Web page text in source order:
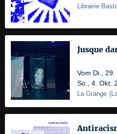
Librairie
Jusque
Vom Di.,
So., 4. Okt.
La Grange (